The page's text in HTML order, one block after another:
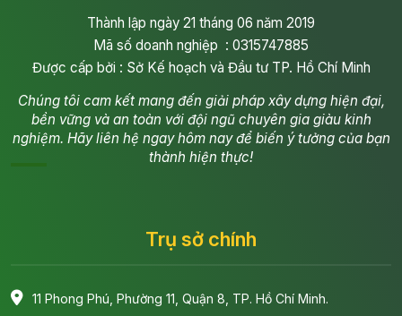
Thành lập ngày 21 tháng 06 năm 2019
Mã số doanh nghiệp : 0315747885
Được cấp bởi : Sở Kế hoạch và Đầu tư TP. Hồ Chí Minh
Chúng tôi cam kết mang đến giải pháp xây dựng hiện đại,
bền vững và an toàn với đội ngũ chuyên gia giàu kinh
nghiệm. Hãy liên hệ ngay hôm nay để biến ý tưởng của bạn
thành hiện thực!
Trụ sở chính
11 Phong Phú, Phường 11, Quận 8, TP. Hồ Chí Minh.